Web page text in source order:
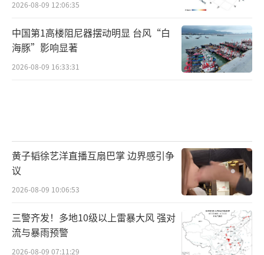
2026-08-09 12:06:35
中国第1高楼阻尼器摆动明显 台风“白
海豚”影响显著
2026-08-09 16:33:31
黄子韬徐艺洋直播互扇巴掌 边界感引争
议
2026-08-09 10:06:53
三警齐发！多地10级以上雷暴大风 强对
流与暴雨预警
2026-08-09 07:11:29